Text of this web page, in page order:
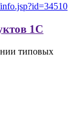
1C
типовых